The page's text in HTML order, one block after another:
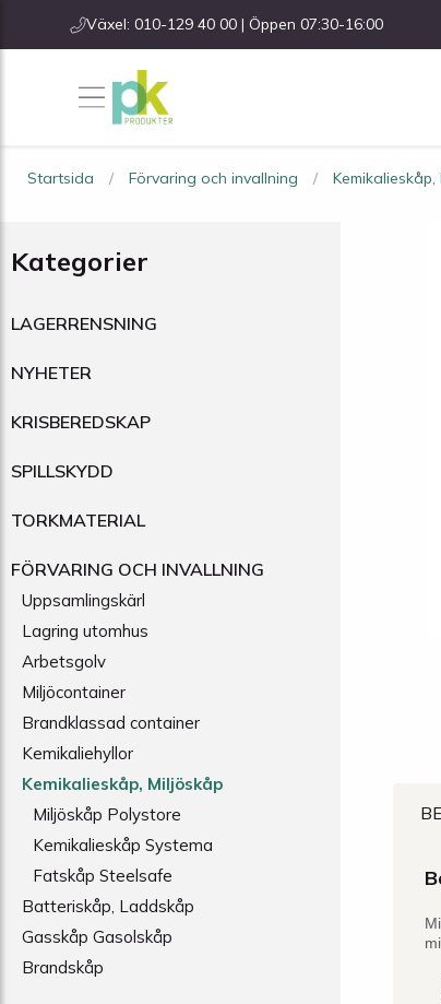
Växel: 010-129 40 00 | Öppen 07:30-16:00
Startsida Förvaring och invallning Kemikalieskåp,
Kategorier
LAGERRENSNING
NYHETER
KRISBEREDSKAP
SPILLSKYDD
TORKMATERIAL
FÖRVARING OCH INVALLNING
Uppsamlingskärl
Lagring utomhus
Arbetsgolv
Miljöcontainer
Brandklassad container
Kemikaliehyllor
Kemikalieskåp, Miljöskåp
Miljöskåp Polystore
Kemikalieskåp Systema
Fatskåp Steelsafe
Batteriskåp, Laddskåp
Gasskåp Gasolskåp
Brandskåp